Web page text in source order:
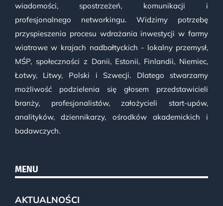
wiadomości, spostrzeżeń, komunikacji i
profesjonalnego networkingu. Widzimy potrzebę
przyspieszenia procesu wdrażania inwestycji w farmy
wiatrowe w krajach nadbałtyckich - lokalny przemysł,
MŚP, społeczności z Danii, Estonii, Finlandii, Niemiec,
Łotwy, Litwy, Polski i Szwecji. Dlatego stwarzamy
możliwość podzielenia się głosem przedstawicieli
branży, profesjonalistów, założycieli start-upów,
analityków, dziennikarzy, ośrodków akademickich i
badawczych.
MENU
AKTUALNOŚCI